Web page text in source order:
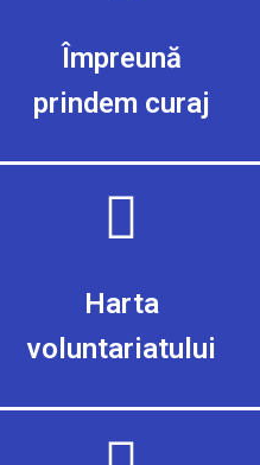
Împreună
prindem curaj
Harta
voluntariatului